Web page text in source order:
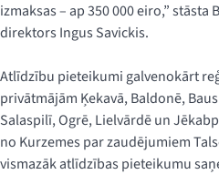
izmaksas – ap 350 000 eiro,”
direktors Ingus Savickis.
Atlīdzību pieteikumi galvenokārt
privātmājām Ķekavā, Baldonē,
Salaspilī, Ogrē, Lielvārdē un
no Kurzemes par zaudējumiem
vismazāk atlīdzības pieteikumu